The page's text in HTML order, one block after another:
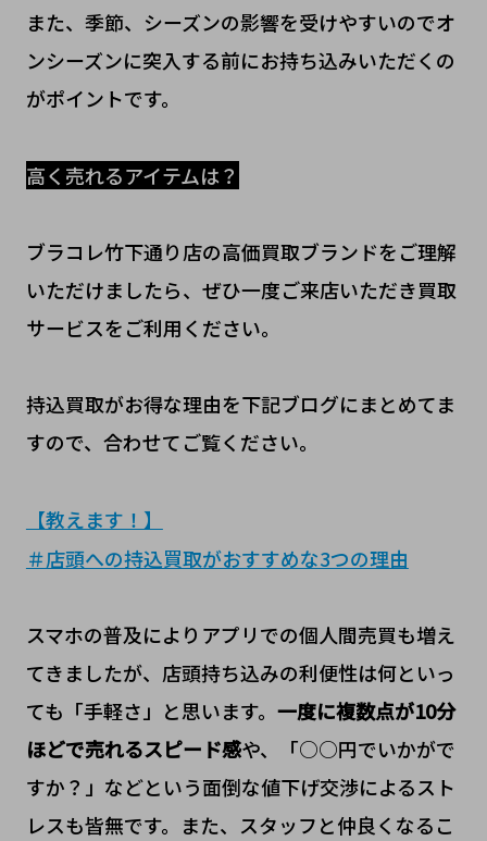
また、季節、シーズンの影響を受けやすいのでオ
ンシーズンに突入する前にお持ち込みいただくの
がポイントです。
高く売れるアイテムは？
ブラコレ竹下通り店の高価買取ブランドをご理解
いただけましたら、ぜひ一度ご来店いただき買取
サービスをご利用ください。
持込買取がお得な理由を下記ブログにまとめてま
すので、合わせてご覧ください。
【教えます！】
＃店頭への持込買取がおすすめな3つの理由
スマホの普及によりアプリでの個人間売買も増え
てきましたが、店頭持ち込みの利便性は何といっ
ても「手軽さ」と思います。 一度に複数点が10分
ほどで売れるスピード感や、「○○円でいかがで
すか？」などという面倒な値下げ交渉によるスト
レスも皆無です。また、スタッフと仲良くなるこ